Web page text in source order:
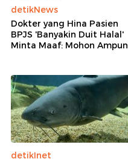
detikNews
Dokter yang Hina Pasien
BPJS 'Banyakin Duit Halal'
Minta Maaf: Mohon Ampun
detikInet